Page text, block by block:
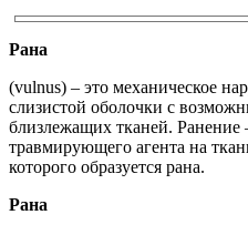
Рана
(vulnus) – это механическое
слизистой оболочки с
близлежащих тканей. Ранение
травмирующего агента на
которого образуется рана.
Рана